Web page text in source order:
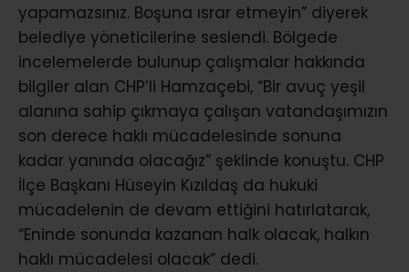
yapamazsınız. Boşuna ısrar etmeyin” diyerek
belediye yöneticilerine seslendi. Bölgede
incelemelerde bulunup çalışmalar hakkında
bilgiler alan CHP’li Hamzaçebi, “Bir avuç yeşil
alanına sahip çıkmaya çalışan vatandaşımızın
son derece haklı mücadelesinde sonuna
kadar yanında olacağız” şeklinde konuştu. CHP
İlçe Başkanı Hüseyin Kızıldaş da hukuki
mücadelenin de devam ettiğini hatırlatarak,
“Eninde sonunda kazanan halk olacak, halkın
haklı mücadelesi olacak” dedi.